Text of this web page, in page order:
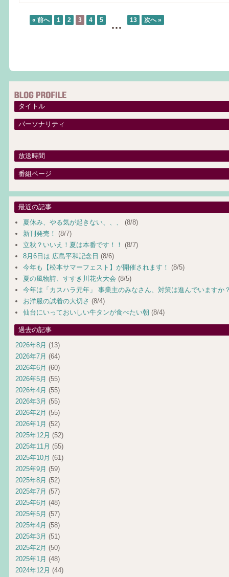
« 前へ 1 2 3 4 5 … 13 次へ »
タイトル
パーソナリティ
放送時間
番組ページ
最近の記事
夏休み、やる気が起きない、、、
(8/8)
新刊発売！ (8/7)
立秋？いいえ！夏は本番です！！ (8/7)
8月6日は 広島平和記念日 (8/6)
今年も【松本サマーフェスト】が開催されます！ (8/5)
夏の風物詩、すすき川花火大会 (8/5)
今年は「カスハラ元年」 事業主のみなさん、対策は進んでいますか
お洋服の試着の大切さ (8/4)
仙台にいっておいしい牛タンが食べたい朝 (8/4)
過去の記事
2026年8月 (13)
2026年7月 (64)
2026年6月 (60)
2026年5月 (55)
2026年4月 (55)
2026年3月 (55)
2026年2月 (55)
2026年1月 (52)
2025年12月 (52)
2025年11月 (55)
2025年10月 (61)
2025年9月 (59)
2025年8月 (52)
2025年7月 (57)
2025年6月 (48)
2025年5月 (57)
2025年4月 (58)
2025年3月 (51)
2025年2月 (50)
2025年1月 (48)
2024年12月 (44)